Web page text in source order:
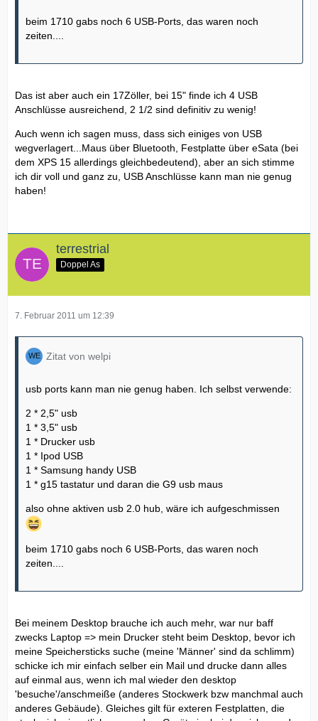
beim 1710 gabs noch 6 USB-Ports, das waren noch
zeiten....
Das ist aber auch ein 17Zöller, bei 15" finde ich 4 USB
Anschlüsse ausreichend, 2 1/2 sind definitiv zu wenig!
Auch wenn ich sagen muss, dass sich einiges von USB
wegverlagert...Maus über Bluetooth, Festplatte über eSata (bei
dem XPS 15 allerdings gleichbedeutend), aber an sich stimme
ich dir voll und ganz zu, USB Anschlüsse kann man nie genug
haben!
terrestrial
Doppel As
7. Februar 2011 um 12:39
Zitat von welpi
usb ports kann man nie genug haben. Ich selbst verwende:
2 * 2,5" usb
1 * 3,5" usb
1 * Drucker usb
1 * Ipod USB
1 * Samsung handy USB
1 * g15 tastatur und daran die G9 usb maus
also ohne aktiven usb 2.0 hub, wäre ich aufgeschmissen
beim 1710 gabs noch 6 USB-Ports, das waren noch
zeiten....
Bei meinem Desktop brauche ich auch mehr, war nur baff
zwecks Laptop => mein Drucker steht beim Desktop, bevor ich
meine Speichersticks suche (meine 'Männer' sind da schlimm)
schicke ich mir einfach selber ein Mail und drucke dann alles
auf einmal aus, wenn ich mal wieder den desktop
'besuche'/anschmeiße (anderes Stockwerk bzw manchmal auch
anderes Gebäude). Gleiches gilt für exteren Festplatten, die